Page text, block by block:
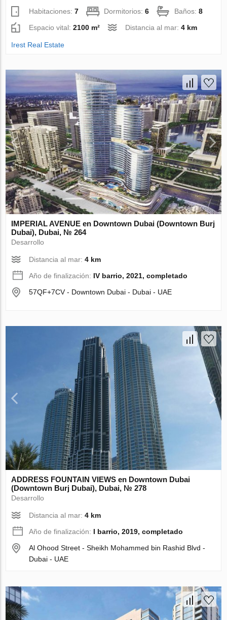
Habitaciones:7 Dormitorios:6 Baños:8
Espacio vital:2100 m² Distancia al mar:4 km
Irest Real Estate
IMPERIAL AVENUE en Downtown Dubai (Downtown Burj
Dubai), Dubai, № 264
Desarrollo
Distancia al mar:4 km
Año de finalización: IV barrio, 2021, completado
57QF+7CV - Downtown Dubai - Dubai - UAE
ADDRESS FOUNTAIN VIEWS en Downtown Dubai
(Downtown Burj Dubai), Dubai, № 278
Desarrollo
Distancia al mar:4 km
Año de finalización: I barrio, 2019, completado
Al Ohood Street - Sheikh Mohammed bin Rashid Blvd -
Dubai - UAE